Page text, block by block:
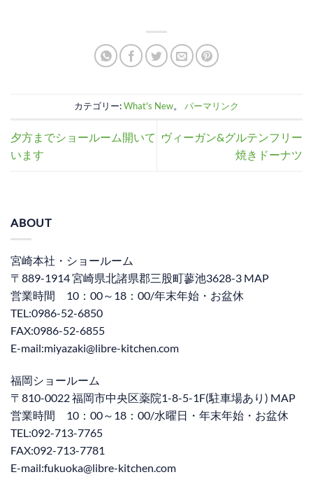
カテゴリー:What's New。 パーマリンク
夕方までショールーム開いて
います
ヴィーガン&グルテンフリー
焼きドーナツ
ABOUT
宮崎本社・ショールーム
〒889-1914 宮崎県北諸県郡三股町蓼池3628-3 MAP
営業時間 10：00～18：00/年末年始・お盆休
TEL:0986-52-6850
FAX:0986-52-6855
E-mail:miyazaki@libre-kitchen.com
福岡ショールーム
〒810-0022 福岡市中央区薬院1-8-5-1F(駐車場あり) MAP
営業時間 10：00～18：00/水曜日・年末年始・お盆休
TEL:092-713-7765
FAX:092-713-7781
E-mail:fukuoka@libre-kitchen.com